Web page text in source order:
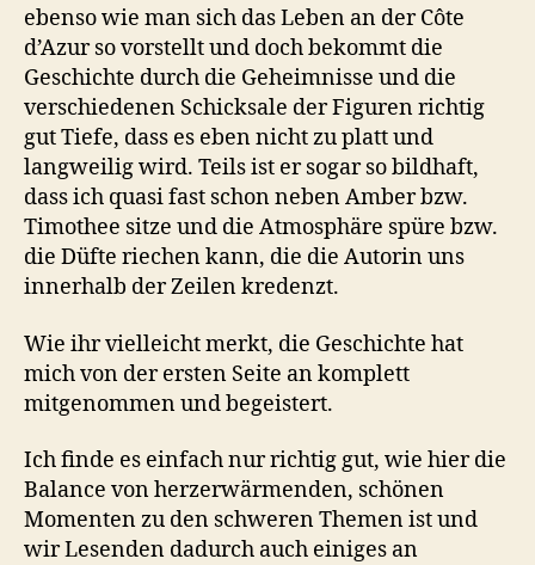
ebenso wie man sich das Leben an der Côte
d’Azur so vorstellt und doch bekommt die
Geschichte durch die Geheimnisse und die
verschiedenen Schicksale der Figuren richtig
gut Tiefe, dass es eben nicht zu platt und
langweilig wird. Teils ist er sogar so bildhaft,
dass ich quasi fast schon neben Amber bzw.
Timothee sitze und die Atmosphäre spüre bzw.
die Düfte riechen kann, die die Autorin uns
innerhalb der Zeilen kredenzt.
Wie ihr vielleicht merkt, die Geschichte hat
mich von der ersten Seite an komplett
mitgenommen und begeistert.
Ich finde es einfach nur richtig gut, wie hier die
Balance von herzerwärmenden, schönen
Momenten zu den schweren Themen ist und
wir Lesenden dadurch auch einiges an